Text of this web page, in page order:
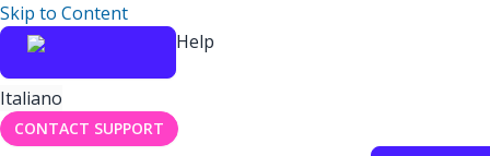
Skip to Content
Help
Italiano
CONTACT SUPPORT